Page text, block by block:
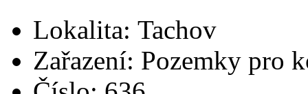
Lokalita: Tachov
Zařazení: Pozemky pro